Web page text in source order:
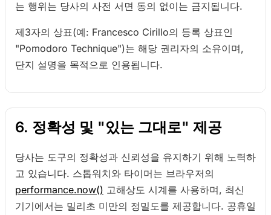
는 행위는 당사의 사전 서면 동의 없이는 금지됩니다.
제3자의 상표(예: Francesco Cirillo의 등록 상표인
"Pomodoro Technique")는 해당 권리자의 소유이며,
단지 설명을 목적으로 인용됩니다.
6. 정확성 및 "있는 그대로" 제공
당사는 도구의 정확성과 신뢰성을 유지하기 위해 노력하
고 있습니다. 스톱워치와 타이머는 브라우저의
performance.now() 고해상도 시계를 사용하며, 최신
기기에서는 밀리초 미만의 정밀도를 제공합니다. 공휴일